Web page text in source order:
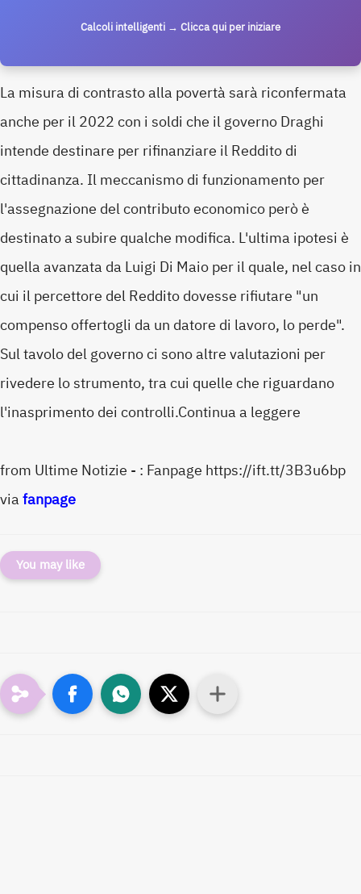
Calcoli intelligenti → Clicca qui per iniziare
La misura di contrasto alla povertà sarà riconfermata
anche per il 2022 con i soldi che il governo Draghi
intende destinare per rifinanziare il Reddito di
cittadinanza. Il meccanismo di funzionamento per
l'assegnazione del contributo economico però è
destinato a subire qualche modifica. L'ultima ipotesi è
quella avanzata da Luigi Di Maio per il quale, nel caso in
cui il percettore del Reddito dovesse rifiutare "un
compenso offertogli da un datore di lavoro, lo perde".
Sul tavolo del governo ci sono altre valutazioni per
rivedere lo strumento, tra cui quelle che riguardano
l'inasprimento dei controlli.Continua a leggere
from Ultime Notizie - : Fanpage https://ift.tt/3B3u6bp
viafanpage
You may like